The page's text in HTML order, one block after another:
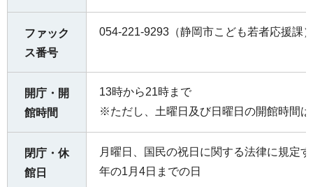
ファック
ス番号
054-221-9293（静岡市こども若者応援課
開庁・開
館時間
13時から21時まで
※ただし、土曜日及び日曜日の開館時間
閉庁・休
館日
月曜日、国民の祝日に関する法律に規定
年の1月4日までの日